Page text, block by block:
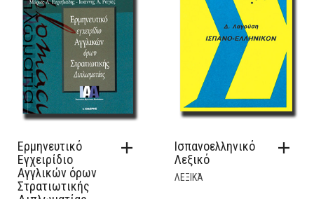
Ερμηνευτικό
Εγχειρίδιο
Αγγλικών όρων
Στρατιωτικής
Ισπανοελληνικό
Λεξικό
ΛΕΞΙΚΆ